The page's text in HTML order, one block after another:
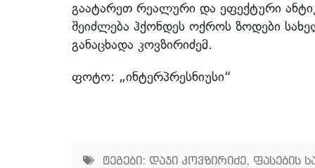
გაატარეთ რეალური და ეფექტური
შეიძლება ჰქონდეს ოქროს ზოდები
განაცხადა კოვზირიძემ.
ფოტო: „ინტერპრესნიუსი“
ტეგები: დაჯი კოვზირიძე, ფასების